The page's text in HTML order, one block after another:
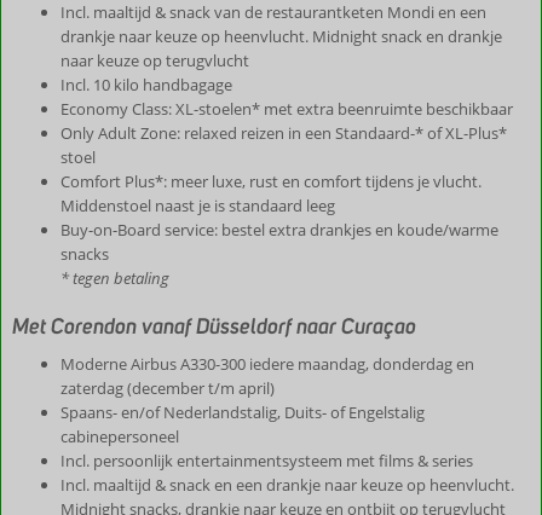
Incl. maaltijd & snack van de restaurantketen Mondi en een
drankje naar keuze op heenvlucht. Midnight snack en drankje
naar keuze op terugvlucht
Incl. 10 kilo handbagage
Economy Class: XL-stoelen* met extra beenruimte beschikbaar
Only Adult Zone: relaxed reizen in een Standaard-* of XL-Plus*
stoel
Comfort Plus*: meer luxe, rust en comfort tijdens je vlucht.
Middenstoel naast je is standaard leeg
Buy-on-Board service: bestel extra drankjes en koude/warme
snacks
* tegen betaling
Met Corendon vanaf Düsseldorf naar Curaçao
Moderne Airbus A330-300 iedere maandag, donderdag en
zaterdag (december t/m april)
Spaans- en/of Nederlandstalig, Duits- of Engelstalig
cabinepersoneel
Incl. persoonlijk entertainmentsysteem met films & series
Incl. maaltijd & snack en een drankje naar keuze op heenvlucht.
Midnight snacks, drankje naar keuze en ontbijt op terugvlucht